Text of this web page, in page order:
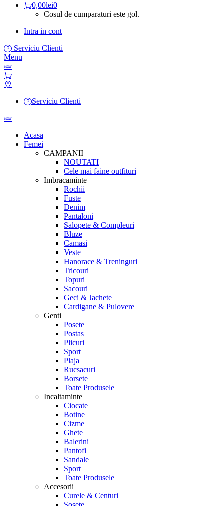
0,00lei0
Cosul de cumparaturi este gol.
Intra in cont
Serviciu Clienti
Menu
Serviciu Clienti
Acasa
Femei
CAMPANII
NOUTATI
Cele mai faine outfituri
Imbracaminte
Rochii
Fuste
Denim
Pantaloni
Salopete & Compleuri
Bluze
Camasi
Veste
Hanorace & Treninguri
Tricouri
Topuri
Sacouri
Geci & Jachete
Cardigane & Pulovere
Genti
Posete
Postas
Plicuri
Sport
Plaja
Rucsacuri
Borsete
Toate Produsele
Incaltaminte
Ciocate
Botine
Cizme
Ghete
Balerini
Pantofi
Sandale
Sport
Toate Produsele
Accesorii
Curele & Centuri